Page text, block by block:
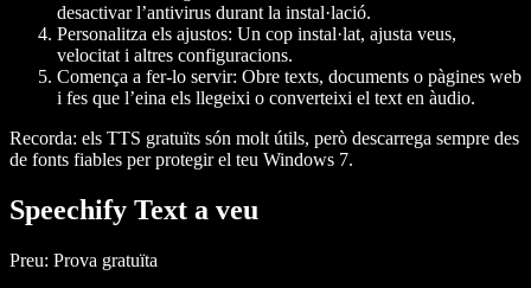
desactivar l’antivirus durant la instal·lació.
Personalitza els ajustos: Un cop instal·lat, ajusta veus,
velocitat i altres configuracions.
Comença a fer-lo servir: Obre texts, documents o pàgines web
i fes que l’eina els llegeixi o converteixi el text en àudio.
Recorda: els TTS gratuïts són molt útils, però descarrega sempre des
de fonts fiables per protegir el teu Windows 7.
Speechify Text a veu
Preu: Prova gratuïta